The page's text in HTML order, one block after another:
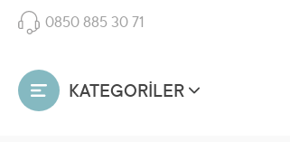
0850 885 30 71
KATEGORİLER